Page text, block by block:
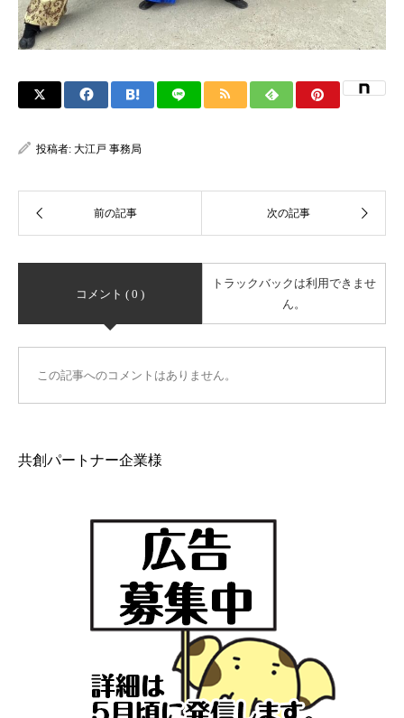
投稿者: 大江戸 事務局
コメント ( 0 )
トラックバックは利用できませ
ん。
この記事へのコメントはありません。
共創パートナー企業様